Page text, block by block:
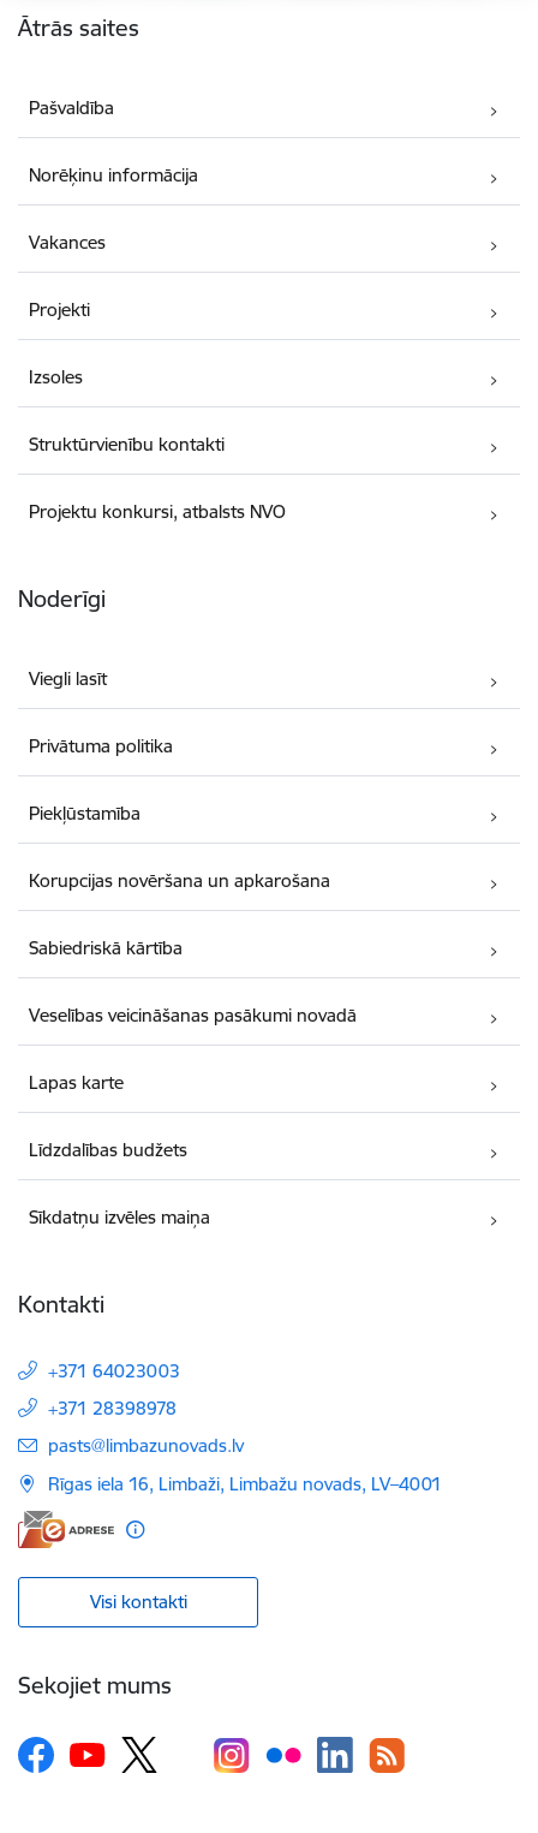
Ātrās saites
Pašvaldība
Norēķinu informācija
Vakances
Projekti
Izsoles
Struktūrvienību kontakti
Projektu konkursi, atbalsts NVO
Noderīgi
Viegli lasīt
Privātuma politika
Piekļūstamība
Korupcijas novēršana un apkarošana
Sabiedriskā kārtība
Veselības veicināšanas pasākumi novadā
Lapas karte
Līdzdalības budžets
Sīkdatņu izvēles maiņa
Kontakti
+371 64023003
+371 28398978
E-pasts:
pasts@limbazunovads.lv
Rīgas iela 16, Limbaži, Limbažu novads, LV–4001
Visi kontakti
Sekojiet mums